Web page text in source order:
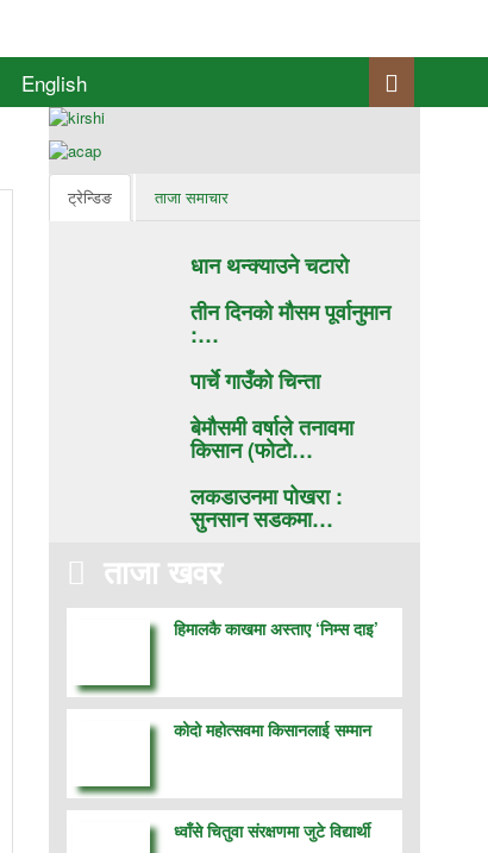
English
ट्रेन्डिङ ताजा समाचार
धान थन्क्याउने चटाराे
तीन दिनको मौसम पूर्वानुमान
:…
पार्चे गाउँको चिन्ता
बेमौसमी वर्षाले तनावमा
किसान (फाेटाे…
लकडाउनमा पोखरा :
सुनसान सडकमा…
ताजा खवर
हिमालकै काखमा अस्ताए ‘निम्स दाइ’
कोदो महोत्सवमा किसानलाई सम्मान
ध्वाँसे चितुवा संरक्षणमा जुटे विद्यार्थी